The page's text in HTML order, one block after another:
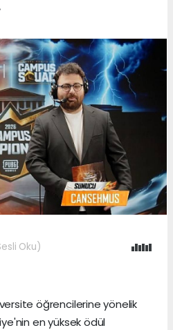
Oku)
öğrencilerine yönelik
en yüksek ödül